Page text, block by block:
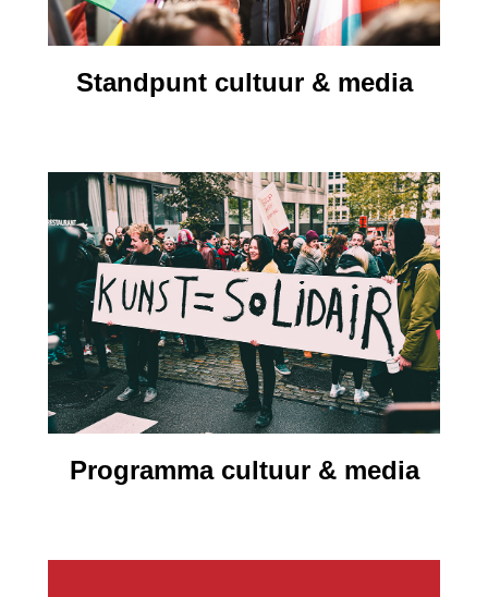
Standpunt cultuur & media
Programma cultuur & media